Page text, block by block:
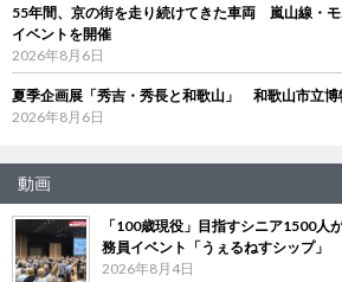
55年間、京の街を走り続けてきた車両 嵐山線・
イベントを開催
2026年8月6日
夏季企画展「秀吉・秀長と和歌山」 和歌山市立博
2026年8月6日
動画
「100歳現役」目指すシニア1500
務員イベント「うぇるねすシップ」
2026年8月4日